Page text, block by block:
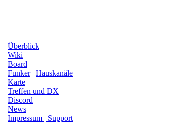
Überblick
Wiki
Board
Funker| Hauskanäle
Karte
Treffen und DX
Discord
News
Impressum | Support